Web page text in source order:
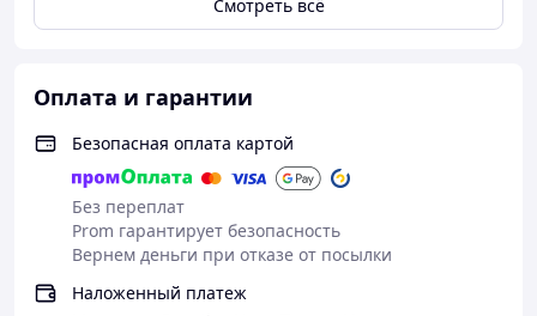
Смотреть всё
Оплата и гарантии
Безопасная оплата картой
Без переплат
Prom гарантирует безопасность
Вернем деньги при отказе от посылки
Наложенный платеж